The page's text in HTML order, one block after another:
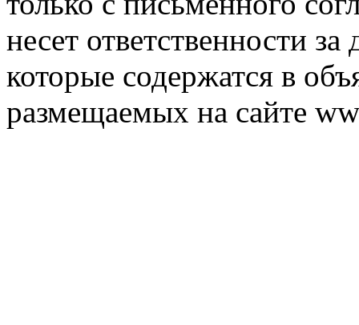
несет ответственности
которые содержатся в
размещаемых на сайте